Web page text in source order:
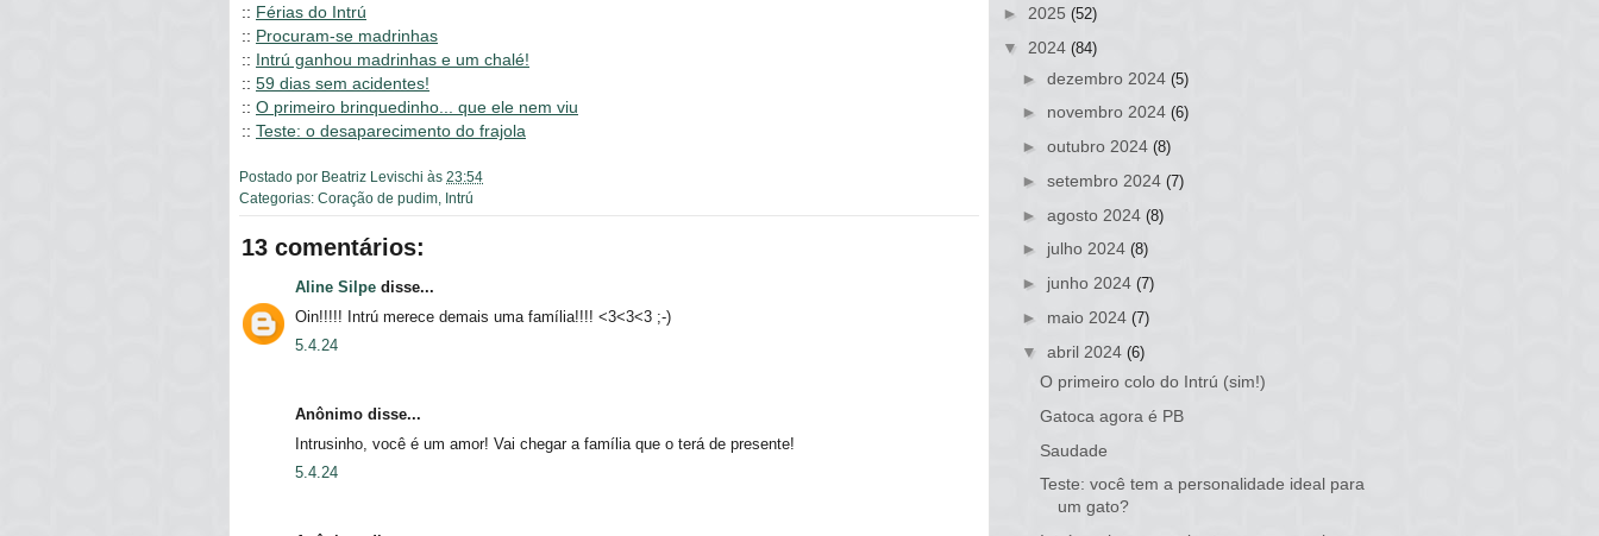
:: Férias do Intrú
:: Procuram-se madrinhas
:: Intrú ganhou madrinhas e um chalé!
:: 59 dias sem acidentes!
:: O primeiro brinquedinho... que ele nem viu
:: Teste: o desaparecimento do frajola
Postado por Beatriz Levischi às 23:54
Categorias: Coração de pudim Intrú
13 comentários:
Aline Silpe disse...
Oin!!!!! Intrú merece demais uma família!!!! <3<3<3 ;-)
5.4.24
Anônimo disse...
Intrusinho, você é um amor! Vai chegar a família que o terá de presente!
5.4.24
► 2025 (52)
▼ 2024 (84)
► dezembro 2024 (5)
► novembro 2024 (6)
► outubro 2024 (8)
► setembro 2024 (7)
► agosto 2024 (8)
► julho 2024 (8)
► junho 2024 (7)
► maio 2024 (7)
▼ abril 2024 (6)
O primeiro colo do Intrú (sim!)
Gatoca agora é PB
Saudade
Teste: você tem a personalidade ideal para
um gato?